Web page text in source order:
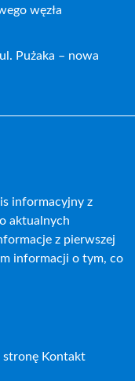
węzła
Pużaka – nowa
informacyjny z
aktualnych
z pierwszej
informacji o tym, co
stronę Kontakt